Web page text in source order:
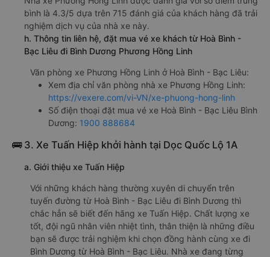
bình là 4.3/5 dựa trên 715 đánh giá của khách hàng đã trải
nghiệm dịch vụ của nhà xe này.
h. Thông tin liên hệ, đặt mua vé xe khách từ Hoà Bình -
Bạc Liêu đi Bình Dương Phương Hồng Linh
Văn phòng xe Phương Hồng Linh ở Hoà Bình - Bạc Liêu:
Xem địa chỉ văn phòng nhà xe Phương Hồng Linh:
https://vexere.com/vi-VN/xe-phuong-hong-linh
Số điện thoại đặt mua vé xe Hoà Bình - Bạc Liêu Bình
Dương: 1900 888684
🚌 3. Xe Tuấn Hiệp khởi hành tại Dọc Quốc Lộ 1A
a. Giới thiệu xe Tuấn Hiệp
Với những khách hàng thường xuyên di chuyển trên
tuyến đường từ Hoà Bình - Bạc Liêu đi Bình Dương thì
chắc hẳn sẽ biết đến hãng xe Tuấn Hiệp. Chất lượng xe
tốt, đội ngũ nhân viên nhiệt tình, thân thiện là những điều
bạn sẽ được trải nghiệm khi chọn đồng hành cùng xe đi
Bình Dương từ Hoà Bình - Bạc Liêu. Nhà xe đang từng